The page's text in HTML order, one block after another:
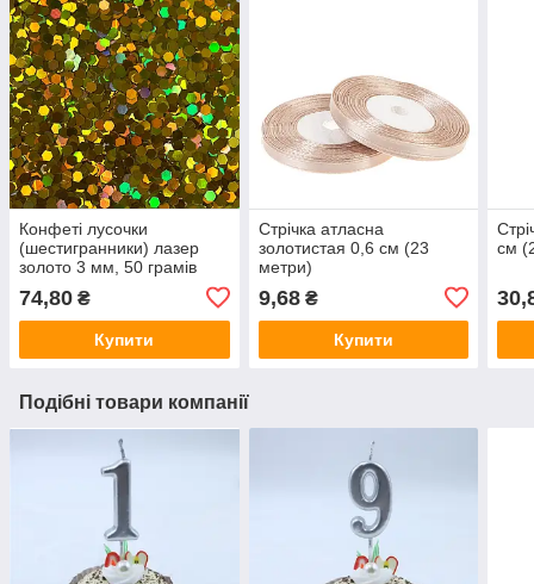
Конфеті лусочки
(шестигранники) лазер
золото 3 мм, 50 грамів
74,80 ₴
Купити
Стрічка атласна
золотистая 0,6 см (23
метри)
9,68₴
Купити
см
Подібні товари компанії